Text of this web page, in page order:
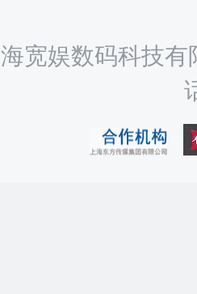
宽娱数码科技有